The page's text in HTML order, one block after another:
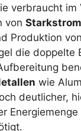
verbraucht im
von
Produktion
die doppelte
wie
deutlicher,